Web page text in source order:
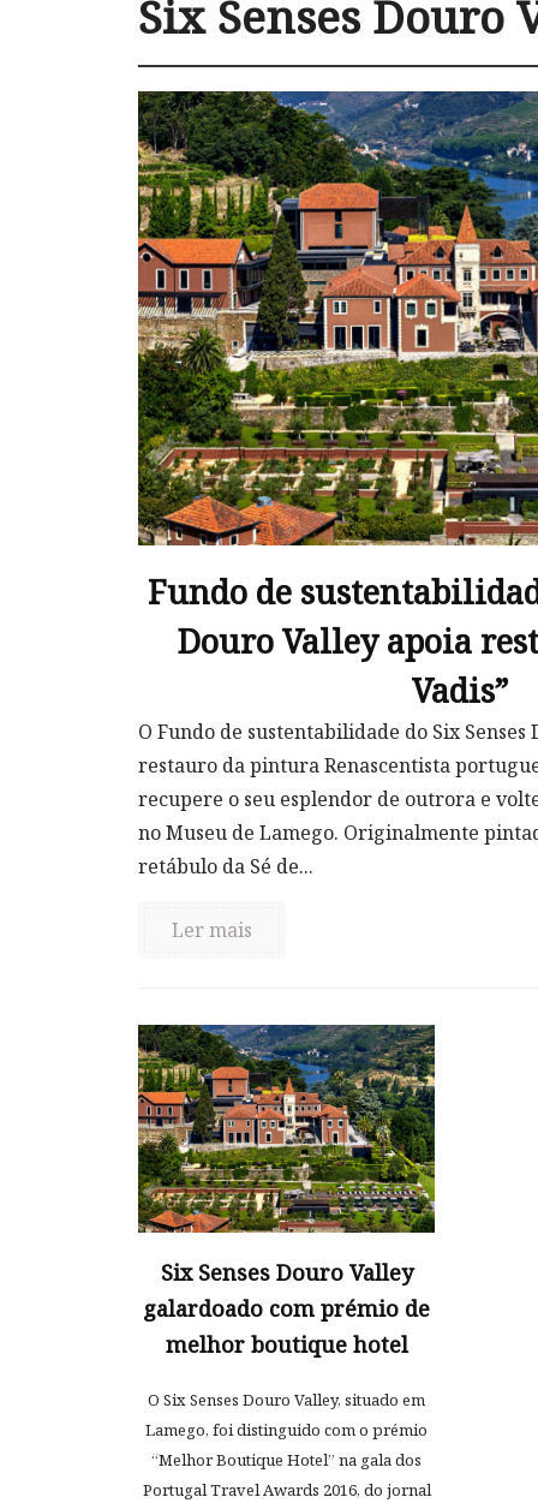
Six Senses Douro
Fundo de
Douro Valley apoia
Vadis”
O Fundo de sustentabilidade do Six Senses
restauro da pintura Renascentista
recupere o seu esplendor de outrora e
no Museu de Lamego. Originalmente
retábulo da Sé de...
Ler mais
Six Senses Douro Valley
galardoado com prémio de
melhor boutique hotel
O Six Senses Douro Valley, situado em
Lamego, foi distinguido com o prémio
“Melhor Boutique Hotel” na gala dos
Portugal Travel Awards 2016, do jornal